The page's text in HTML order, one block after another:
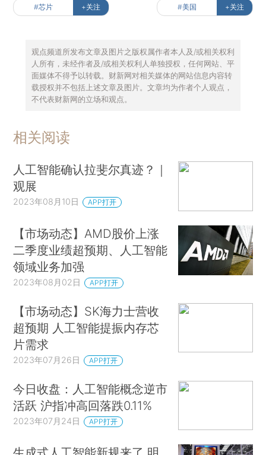
#芯片 +关注 #美国 +关注
观点频道所发布文章及图片之版权属作者本人及/或相关权利
人所有，未经作者及/或相关权利人单独授权，任何网站、平
面媒体不得予以转载。财新网对相关媒体的网站信息内容转
载授权并不包括上述文章及图片。文章均为作者个人观点，
不代表财新网的立场和观点。
相关阅读
人工智能确认拉斐尔真迹？｜
观展
2023年08月10日 APP打开
【市场动态】AMD股价上涨
二季度业绩超预期、人工智能
领域业务加强
2023年08月02日 APP打开
【市场动态】SK海力士营收
超预期 人工智能提振内存芯
片需求
2023年07月26日 APP打开
今日收盘：人工智能概念逆市
活跃 沪指冲高回落跌0.11%
2023年07月24日 APP打开